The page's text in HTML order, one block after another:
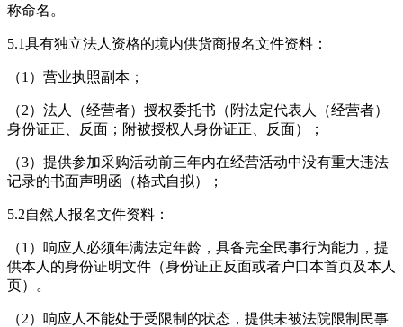
称命名。
5.1具有独立法人资格的境内供货商报名文件资料：
（1）营业执照副本；
（2）法人（经营者）授权委托书（附法定代表人（经营者）
身份证正、反面；附被授权人身份证正、反面）；
（3）提供参加采购活动前三年内在经营活动中没有重大违法
记录的书面声明函（格式自拟）；
5.2自然人报名文件资料：
（1）响应人必须年满法定年龄，具备完全民事行为能力，提
供本人的身份证明文件（身份证正反面或者户口本首页及本人
页）。
（2）响应人不能处于受限制的状态，提供未被法院限制民事